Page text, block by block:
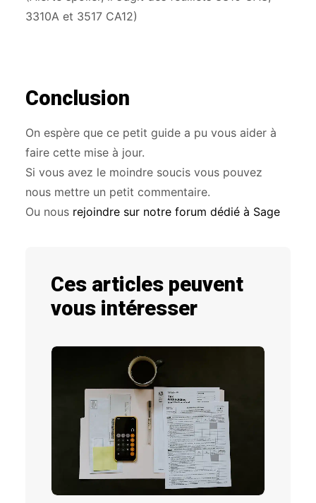
3310A et 3517 CA12)
Conclusion
On espère que ce petit guide a pu vous aider à
faire cette mise à jour.
Si vous avez le moindre soucis vous pouvez
nous mettre un petit commentaire.
Ou nous rejoindre sur notre forum dédié à Sage
Ces articles peuvent
vous intéresser